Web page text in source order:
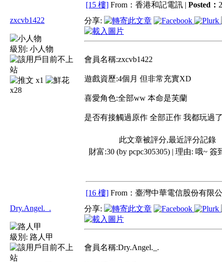
[15 樓] From：香港和記電訊 | Posted：
zxcvb1422
級別: 小人物
x1
x28
分享:
會員名稱:zxcvb1422
遊戲資歷:4個月 但非常充實XD
喜愛角色:全部ww 本命是芙蘭
是否有接觸過原作 全部正作 我都玩過
此文章被評分,最近評分記錄
財富:30 (by pcpc305305) | 理由: 哦~ 簽
[16 樓] From：臺灣中華電信股份有限
Dry.Angel._.
級別: 路人甲
分享:
會員名稱:Dry.Angel._.